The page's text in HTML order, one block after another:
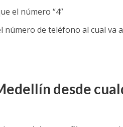
el número “4”
número de teléfono al cual va
desde